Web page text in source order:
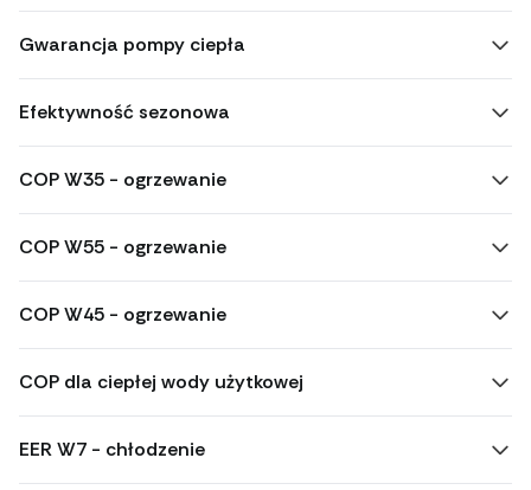
Gwarancja pompy ciepła
Efektywność sezonowa
COP W35 - ogrzewanie
COP W55 - ogrzewanie
COP W45 - ogrzewanie
COP dla ciepłej wody użytkowej
EER W7 - chłodzenie